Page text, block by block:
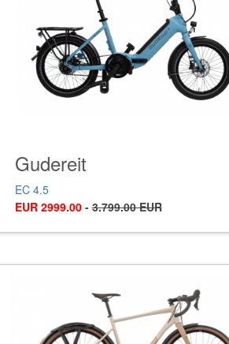
Gudereit
EC 4.5
EUR 2999.00-3.799.00 EUR